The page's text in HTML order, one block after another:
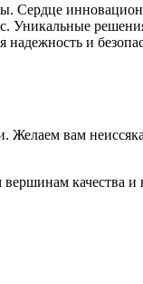
Сердце
Уникальные
надежность и
Желаем вам
качества и